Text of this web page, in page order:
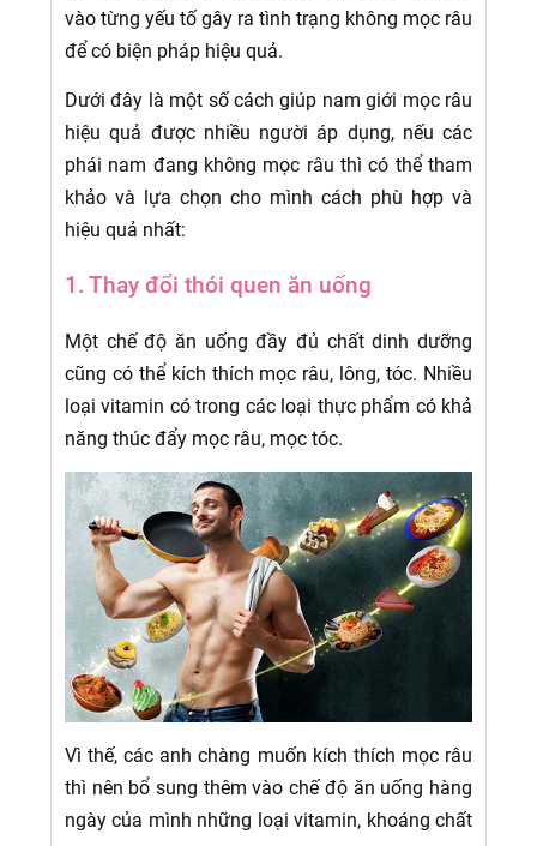
vào từng yếu tố gây ra tình trạng không mọc râu
để có biện pháp hiệu quả.
Dưới đây là một số cách giúp nam giới mọc râu
hiệu quả được nhiều người áp dụng, nếu các
phái nam đang không mọc râu thì có thể tham
khảo và lựa chọn cho mình cách phù hợp và
hiệu quả nhất:
1. Thay đổi thói quen ăn uống
Một chế độ ăn uống đầy đủ chất dinh dưỡng
cũng có thể kích thích mọc râu, lông, tóc. Nhiều
loại vitamin có trong các loại thực phẩm có khả
năng thúc đẩy mọc râu, mọc tóc.
Vì thế, các anh chàng muốn kích thích mọc râu
thì nên bổ sung thêm vào chế độ ăn uống hàng
ngày của mình những loại vitamin, khoáng chất